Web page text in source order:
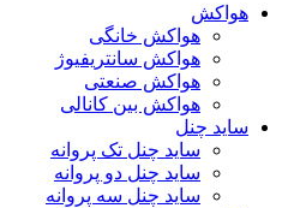
هواکش
هواکش خانگی
هواکش سانتریفیوژ
هواکش صنعتی
هواکش بین کانالی
ساید چنل
ساید چنل تک پروانه
ساید چنل دو پروانه
ساید چنل سه پروانه